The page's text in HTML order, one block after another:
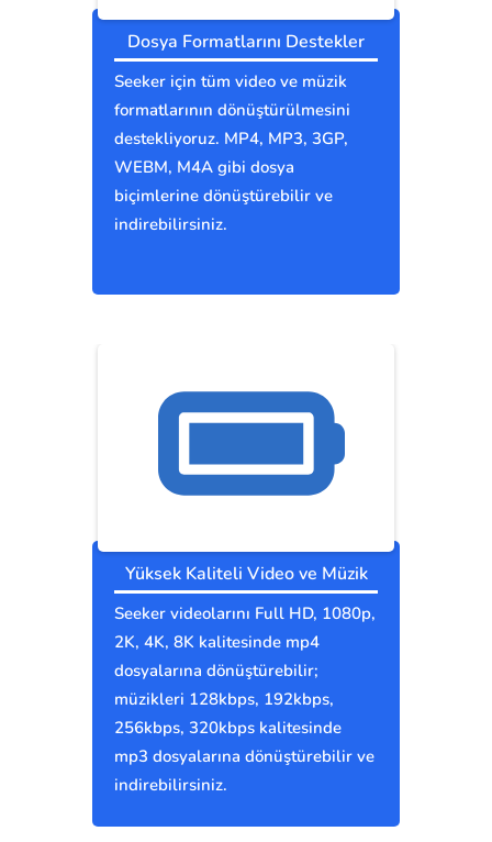
Dosya Formatlarını Destekler
Seeker için tüm video ve müzik
formatlarının dönüştürülmesini
destekliyoruz. MP4, MP3, 3GP,
WEBM, M4A gibi dosya
biçimlerine dönüştürebilir ve
indirebilirsiniz.
Yüksek Kaliteli Video ve Müzik
Seeker videolarını Full HD, 1080p,
2K, 4K, 8K kalitesinde mp4
dosyalarına dönüştürebilir;
müzikleri 128kbps, 192kbps,
256kbps, 320kbps kalitesinde
mp3 dosyalarına dönüştürebilir ve
indirebilirsiniz.